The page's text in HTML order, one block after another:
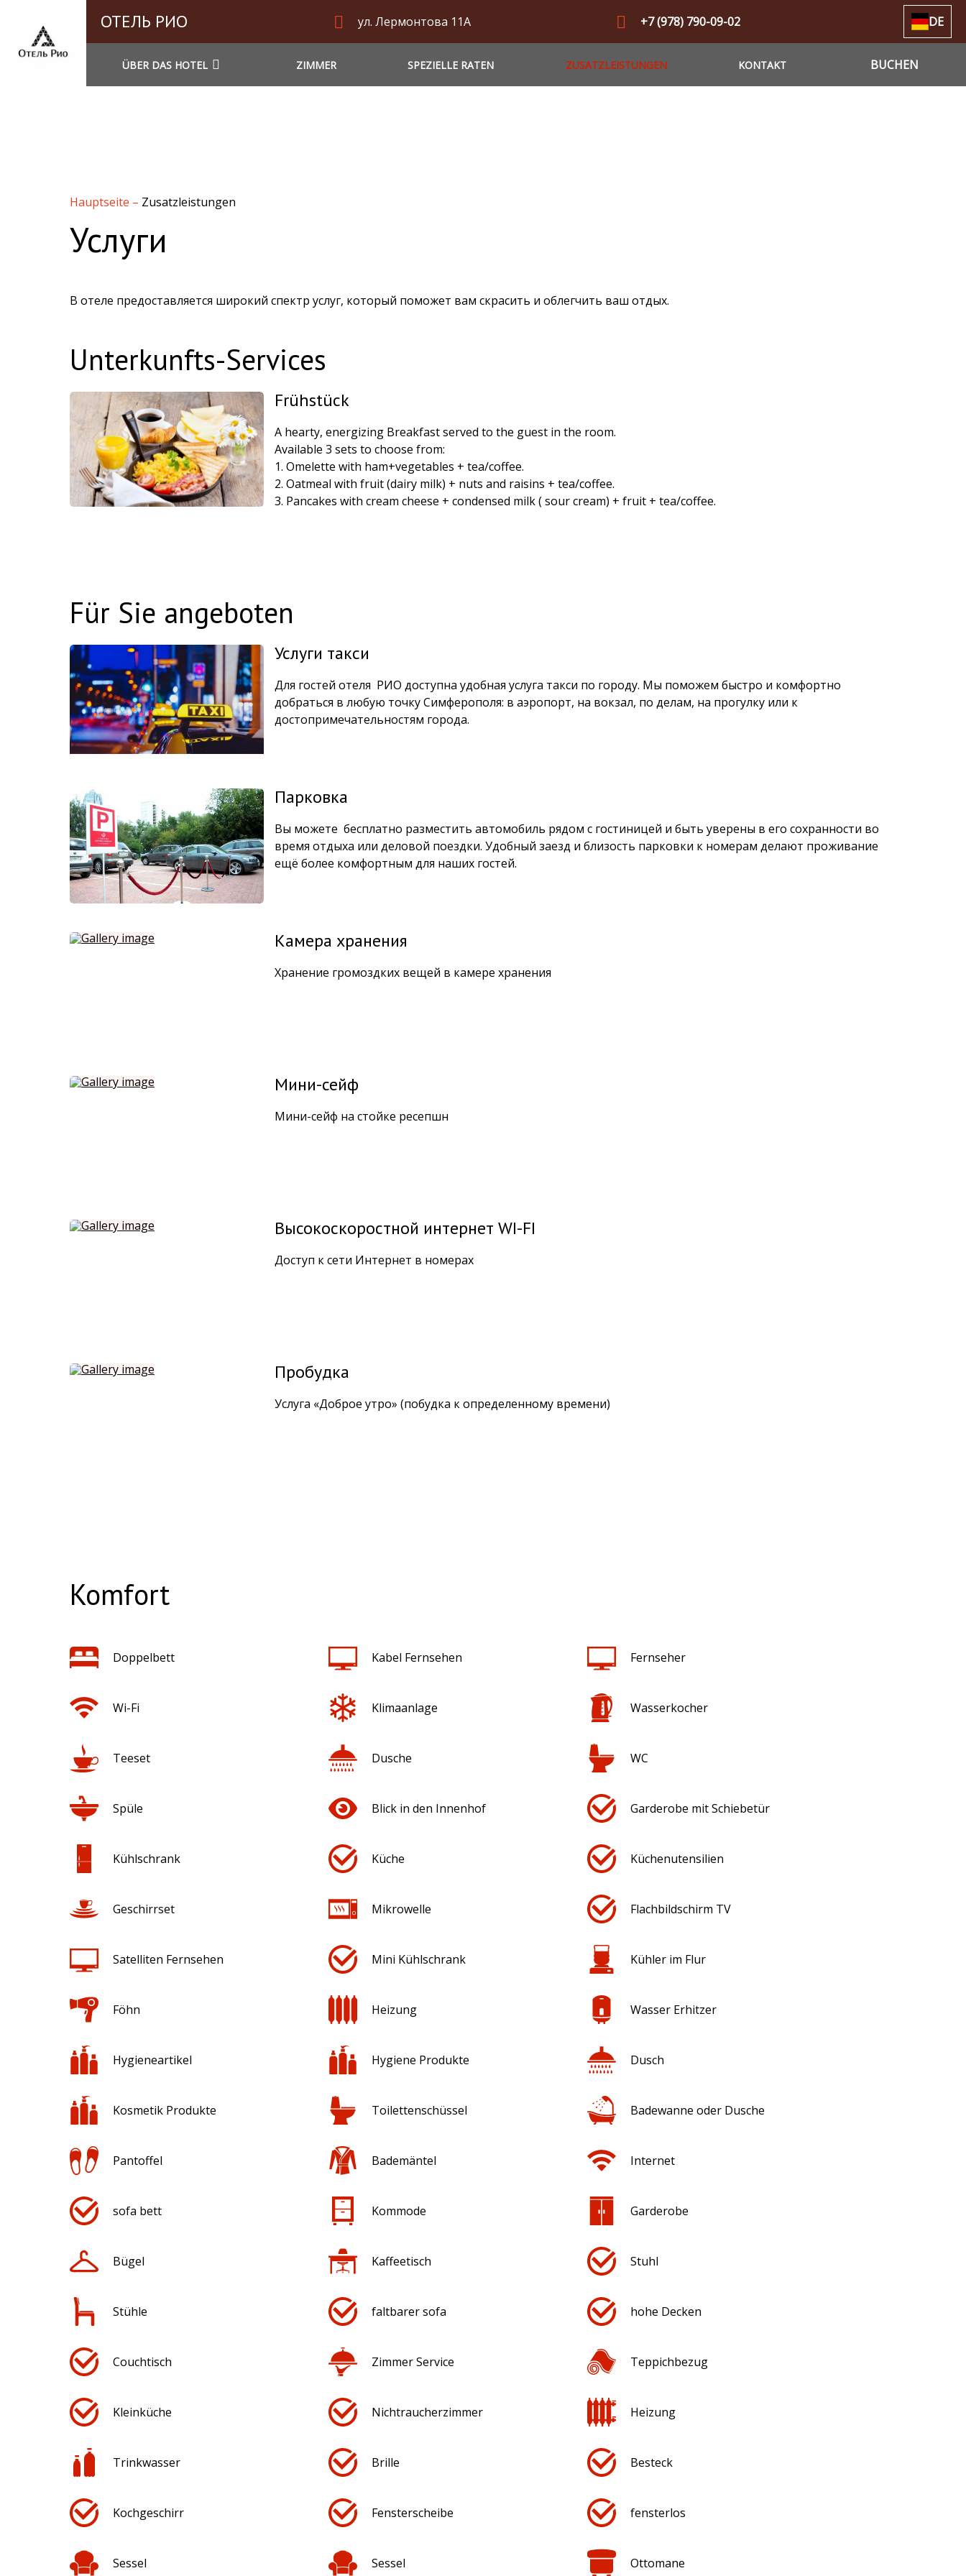
ОТЕЛЬ РИО ул. Лермонтова 11А +7 (978) 790-09-02 DE
ÜBER DAS HOTEL ZIMMER SPEZIELLE RATEN ZUSATZLEISTUNGEN KONTAKT BUCHEN
Hauptseite – Zusatzleistungen
Услуги
Unterkunfts-Services
Frühstück
A hearty, energizing Breakfast served to the guest in the room.
Available 3 sets to choose from:
1. Omelette with ham+vegetables + tea/coffee.
2. Oatmeal with fruit (dairy milk) + nuts and raisins + tea/coffee.
3. Pancakes with cream cheese + condensed milk ( sour cream) + fruit + tea/coffee.
Für Sie angeboten
Услуги такси
Для гостей отеля РИО доступна удобная услуга такси по городу. Мы поможем быстро и комфортно
добраться в любую точку Симферополя: в аэропорт, на вокзал, по делам, на прогулку или к
достопримечательностям города.
Парковка
Вы можете бесплатно разместить автомобиль рядом с гостиницей и быть уверены в его сохранности во
время отдыха или деловой поездки. Удобный заезд и близость парковки к номерам делают проживание
ещё более комфортным для наших гостей.
Камера хранения
Хранение громоздких вещей в камере хранения
Мини-сейф
Мини-сейф на стойке ресепшн
Высокоскоростной интернет WI-FI
Доступ к сети Интернет в номерах
Пробудка
Услуга «Доброе утро» (побудка к определенному времени)
Komfort
Doppelbett Kabel Fernsehen Fernseher
Wi-Fi Klimaanlage Wasserkocher
Teeset Dusche WC
Spüle Blick in den Innenhof Garderobe mit Schiebetür
Kühlschrank Küche Küchenutensilien
Geschirrset Mikrowelle Flachbildschirm TV
Satelliten Fernsehen Mini Kühlschrank Kühler im Flur
Föhn Heizung Wasser Erhitzer
Hygieneartikel Hygiene Produkte Dusch
Kosmetik Produkte Toilettenschüssel Badewanne oder Dusche
Pantoffel Bademäntel Internet
sofa bett Kommode Garderobe
Bügel Kaffeetisch Stuhl
Stühle faltbarer sofa hohe Decken
Couchtisch Zimmer Service Teppichbezug
Kleinküche Nichtraucherzimmer Heizung
Trinkwasser Brille Besteck
Kochgeschirr Fensterscheibe fensterlos
Sessel Sessel Ottomane